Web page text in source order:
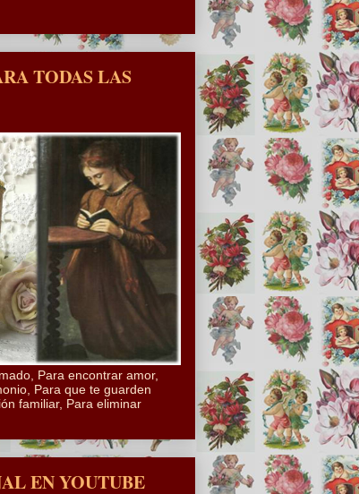
TODAS LAS
Para encontrar amor,
Para que te guarden
familiar, Para eliminar
EN YOUTUBE